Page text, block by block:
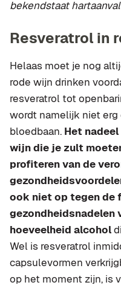
bekendstaat
Resveratrol in
Helaas moet je nog
rode wijn drinken
resveratrol tot
wordt namelijk niet
bloedbaan. Het
wijn die je zult
profiteren van de
ook niet op tegen de
gezondheidsnadelen
hoeveelheid alcohol
Wel is resveratrol
capsulevormen
op het moment zijn, is